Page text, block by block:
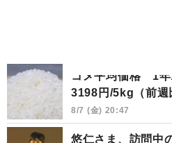
コメ平均価格 1
3198円/5kg（前週
8/7 (金) 20:47
悠仁さま、訪問中